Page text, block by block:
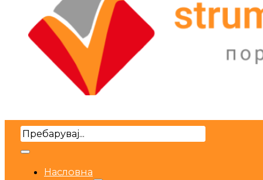
Search
Насловна